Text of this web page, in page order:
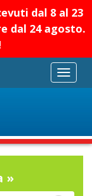
dal 8 al 23
dal 24 agosto.
Toggle
»